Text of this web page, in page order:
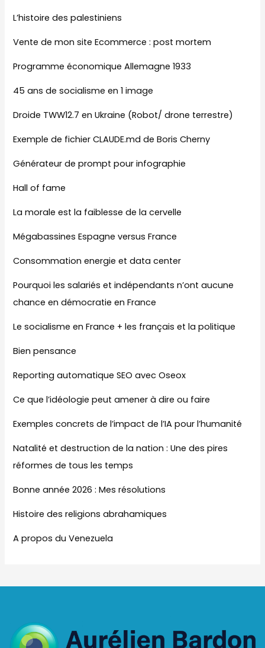
L’histoire des palestiniens
Vente de mon site Ecommerce : post mortem
Programme économique Allemagne 1933
45 ans de socialisme en 1 image
Droide TWW12.7 en Ukraine (Robot/ drone terrestre)
Exemple de fichier CLAUDE.md de Boris Cherny
Générateur de prompt pour infographie
Hall of fame
La morale est la faiblesse de la cervelle
Mégabassines Espagne versus France
Consommation energie et data center
Pourquoi les salariés et indépendants n’ont aucune
chance en démocratie en France
Le socialisme en France + les français et la politique
Bien pensance
Reporting automatique SEO avec Oseox
Ce que l’idéologie peut amener à dire ou faire
Exemples concrets de l’impact de l’IA pour l’humanité
Natalité et destruction de la nation : Une des pires
réformes de tous les temps
Bonne année 2026 : Mes résolutions
Histoire des religions abrahamiques
A propos du Venezuela